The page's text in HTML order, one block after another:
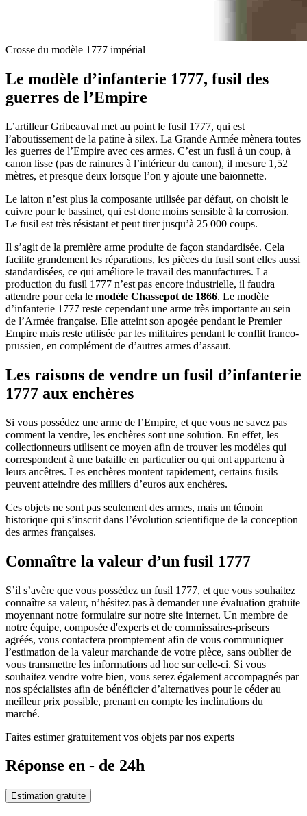
Crosse du modèle 1777 impérial
Le modèle d’infanterie 1777, fusil des
guerres de l’Empire
L’artilleur Gribeauval met au point le fusil 1777, qui est
l’aboutissement de la patine à silex. La Grande Armée mènera toutes
les guerres de l’Empire avec ces armes. C’est un fusil à un coup, à
canon lisse (pas de rainures à l’intérieur du canon), il mesure 1,52
mètres, et presque deux lorsque l’on y ajoute une baïonnette.
Le laiton n’est plus la composante utilisée par défaut, on choisit le
cuivre pour le bassinet, qui est donc moins sensible à la corrosion.
Le fusil est très résistant et peut tirer jusqu’à 25 000 coups.
Il s’agit de la première arme produite de façon standardisée. Cela
facilite grandement les réparations, les pièces du fusil sont elles aussi
standardisées, ce qui améliore le travail des manufactures. La
production du fusil 1777 n’est pas encore industrielle, il faudra
attendre pour cela le modèle Chassepot de 1866. Le modèle
d’infanterie 1777 reste cependant une arme très importante au sein
de l’Armée française. Elle atteint son apogée pendant le Premier
Empire mais reste utilisée par les militaires pendant le conflit franco-
prussien, en complément de d’autres armes d’assaut.
Les raisons de vendre un fusil d’infanterie
1777 aux enchères
Si vous possédez une arme de l’Empire, et que vous ne savez pas
comment la vendre, les enchères sont une solution. En effet, les
collectionneurs utilisent ce moyen afin de trouver les modèles qui
correspondent à une bataille en particulier ou qui ont appartenu à
leurs ancêtres. Les enchères montent rapidement, certains fusils
peuvent atteindre des milliers d’euros aux enchères.
Ces objets ne sont pas seulement des armes, mais un témoin
historique qui s’inscrit dans l’évolution scientifique de la conception
des armes françaises.
Connaître la valeur d’un fusil 1777
S’il s’avère que vous possédez un fusil 1777, et que vous souhaitez
connaître sa valeur, n’hésitez pas à demander une évaluation gratuite
moyennant notre formulaire sur notre site internet. Un membre de
notre équipe, composée d'experts et de commissaires-priseurs
agréés, vous contactera promptement afin de vous communiquer
l’estimation de la valeur marchande de votre pièce, sans oublier de
vous transmettre les informations ad hoc sur celle-ci. Si vous
souhaitez vendre votre bien, vous serez également accompagnés par
nos spécialistes afin de bénéficier d’alternatives pour le céder au
meilleur prix possible, prenant en compte les inclinations du
marché.
Faites estimer gratuitement vos objets par nos experts
Réponse en - de 24h
Estimation gratuite